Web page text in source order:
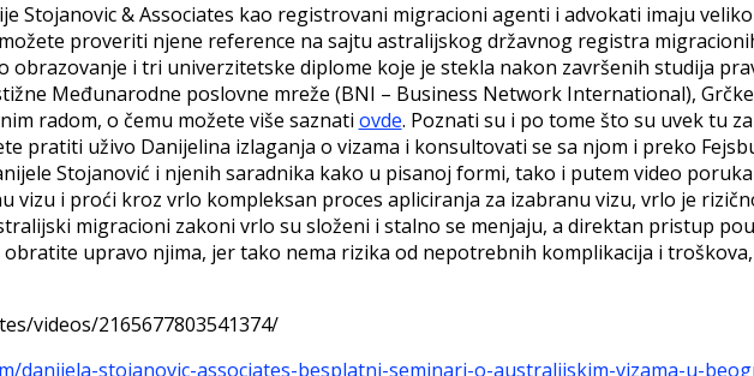
Stojanovic & Associates kao registrovani migracioni agenti i advokati imaju
proveriti njene reference na sajtu astralijskog državnog registra
i tri univerzitetske diplome koje je stekla nakon završenih studija
Međunarodne poslovne mreže (BNI – Business Network International),
radom, o čemu možete više saznati ovde. Poznati su i po tome što su uvek tu
pratiti uživo Danijelina izlaganja o vizama i konsultovati se sa njom i preko
Stojanović i njenih saradnika kako u pisanoj formi, tako i putem video
vizu i proći kroz vrlo kompleksan proces apliciranja za izabranu vizu, vrlo je
migracioni zakoni vrlo su složeni i stalno se menjaju, a direktan pristup
upravo njima, jer tako nema rizika od nepotrebnih komplikacija i troškova,
videos/2165677803541374/
danijela-stojanovic-associates-besplatni-seminari-o-australijskim-vizama-u-